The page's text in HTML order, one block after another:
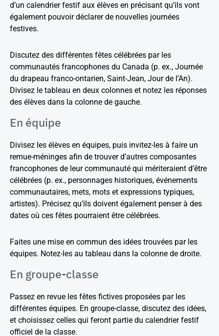
d’un calendrier festif aux élèves en précisant qu’ils vont
également pouvoir déclarer de nouvelles journées
festives.
Discutez des différentes fêtes célébrées par les
communautés francophones du Canada (p. ex., Journée
du drapeau franco-ontarien, Saint-Jean, Jour de l’An).
Divisez le tableau en deux colonnes et notez les réponses
des élèves dans la colonne de gauche.
En équipe
Divisez les élèves en équipes, puis invitez-les à faire un
remue-méninges afin de trouver d’autres composantes
francophones de leur communauté qui mériteraient d’être
célébrées (p. ex., personnages historiques, événements
communautaires, mets, mots et expressions typiques,
artistes). Précisez qu’ils doivent également penser à des
dates où ces fêtes pourraient être célébrées.
Faites une mise en commun des idées trouvées par les
équipes. Notez-les au tableau dans la colonne de droite.
En groupe-classe
Passez en revue les fêtes fictives proposées par les
différentes équipes. En groupe-classe, discutez des idées,
et choisissez celles qui feront partie du calendrier festif
officiel de la classe.